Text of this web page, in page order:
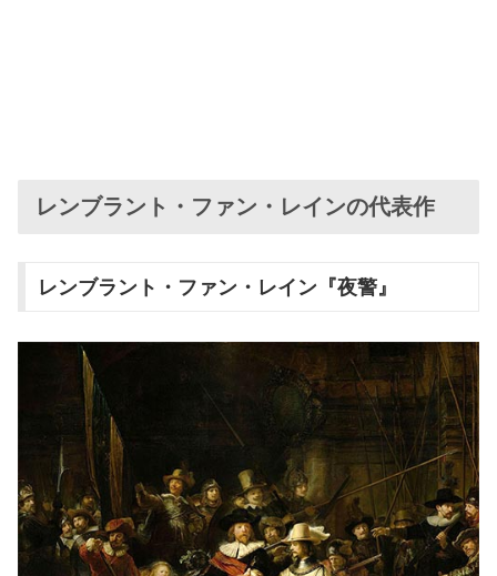
レンブラント・ファン・レインの代表作
レンブラント・ファン・レイン『夜警』